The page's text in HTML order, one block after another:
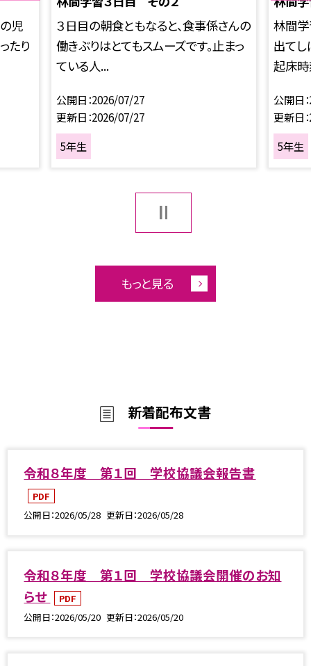
児
たり
３日目の朝食ともなると、食事係さんの
働きぶりはとてもスムーズです。止まっ
ている人...
公開日 2026/07/27
更新日 2026/07/27
5年生
林間学
出てし
起床
公開日
更新日
5年生
もっと見る
新着配布文書
令和８年度 第１回 学校協議会報告書
PDF
公開日 2026/05/28 更新日 2026/05/28
令和８年度 第１回 学校協議会開催のお知
らせ
PDF
公開日 2026/05/20 更新日 2026/05/20